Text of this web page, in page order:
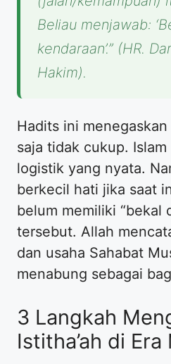
Beliau menjawab:
kendaraan’.” (HR.
Hakim).
Hadits ini
saja tidak cukup.
logistik yang nyata.
berkecil hati jika saat
belum memiliki “bekal
tersebut. Allah
dan usaha Sahabat
menabung sebagai
3 Langkah
Istitha’ah di